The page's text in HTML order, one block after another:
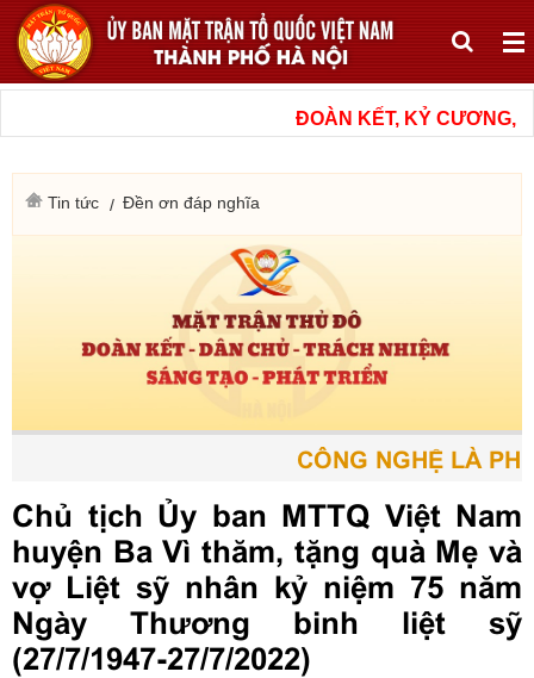
ĐOÀN KẾT, KỶ CƯƠNG,
Tin tức Đền ơn đáp nghĩa
CÔNG NGHỆ LÀ
Chủ tịch Ủy ban MTTQ Việt Nam
huyện Ba Vì thăm, tặng quà Mẹ và
vợ Liệt sỹ nhân kỷ niệm 75 năm
Ngày Thương binh liệt sỹ
(27/7/1947-27/7/2022)